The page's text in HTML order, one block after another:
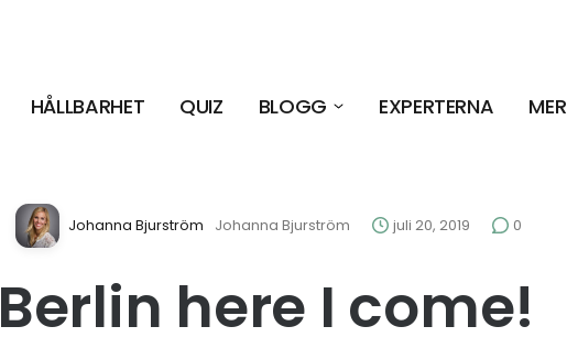
HÅLLBARHET QUIZ BLOGG EXPERTERNA MER
Johanna Bjurström Johanna Bjurström juli 20, 2019 0
Berlin here I come!